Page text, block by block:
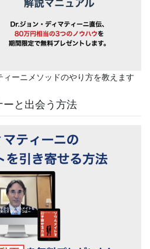
ーニメソッドのやり方を教えます
ーと出会う方法